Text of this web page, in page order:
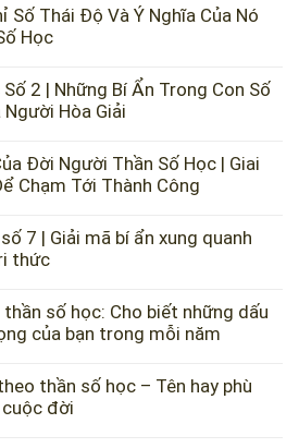
Số Thái Độ Và Ý Nghĩa Của Nó
Học
2 | Những Bí Ẩn Trong Con Số
Hòa Giải
Đời Người Thần Số Học | Giai
Chạm Tới Thành Công
7 | Giải mã bí ẩn xung quanh
thức
thần số học: Cho biết những dấu
của bạn trong mỗi năm
thần số học – Tên hay phù
đời